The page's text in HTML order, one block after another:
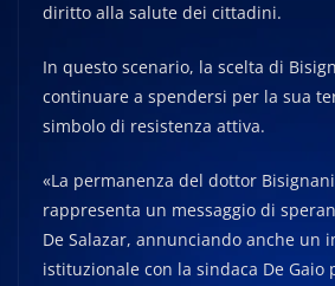
diritto alla salute dei cittadini.
In questo scenario, la scelta di
continuare a spendersi per la sua
simbolo di resistenza attiva.
«La permanenza del dottor
rappresenta un messaggio di
De Salazar, annunciando anche un
istituzionale con la sindaca De Gaio